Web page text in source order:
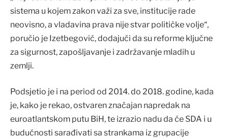
sistema u kojem zakon važi za sve, institucije rade
neovisno, a vladavina prava nije stvar političke volje“,
poručio je Izetbegović, dodajući da su reforme ključne
za sigurnost, zapošljavanje i zadržavanje mladih u
zemlji.
Podsjetio je i na period od 2014. do 2018. godine, kada
je, kako je rekao, ostvaren značajan napredak na
euroatlantskom putu BiH, te izrazio nadu da će SDA i u
budućnosti sarađivati sa strankama iz grupacije